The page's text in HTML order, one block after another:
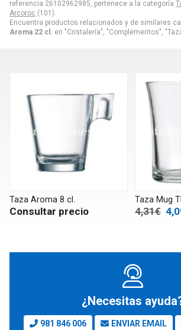
referencia 26102962985, pertenece a la categoría
Arcoroc (101).
Encuentra productos relacionados y de similares
Aroma 22 cl. en "Cristalería", "Complementos",
Taza Aroma 8 cl.
Consultar precio
Taza Mug
4,31€
¿Necesitas
981 846 006 ENVIAR EMAIL